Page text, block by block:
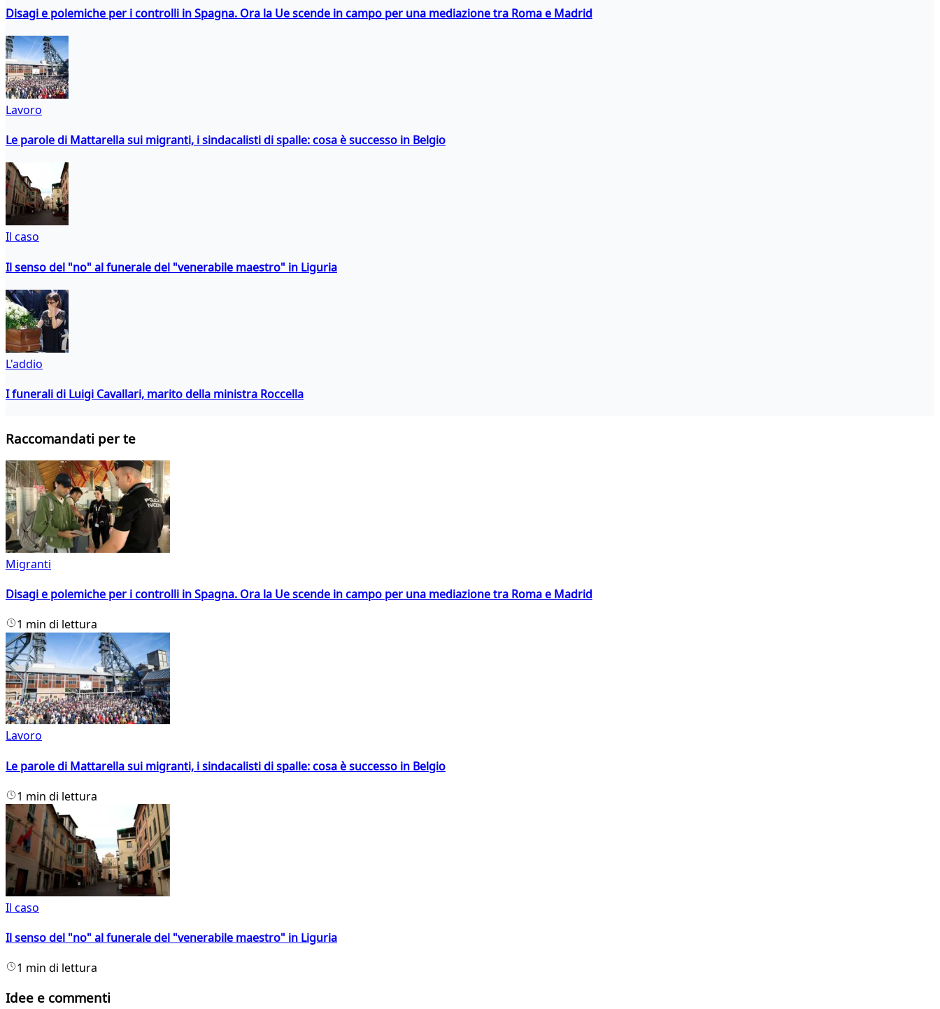
Disagi e polemiche per i controlli in Spagna. Ora la Ue scende in campo per una mediazione tra Roma e Madrid
Lavoro
Le parole di Mattarella sui migranti, i sindacalisti di spalle: cosa è successo in Belgio
Il caso
Il senso del "no" al funerale del "venerabile maestro" in Liguria
L'addio
I funerali di Luigi Cavallari, marito della ministra Roccella
Raccomandati per te
Migranti
Disagi e polemiche per i controlli in Spagna. Ora la Ue scende in campo per una mediazione tra Roma e Madrid
1 min di lettura
Lavoro
Le parole di Mattarella sui migranti, i sindacalisti di spalle: cosa è successo in Belgio
1 min di lettura
Il caso
Il senso del "no" al funerale del "venerabile maestro" in Liguria
1 min di lettura
Idee e commenti